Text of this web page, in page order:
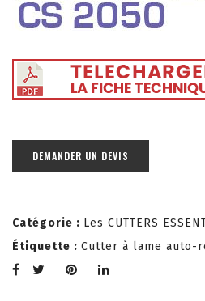
DEMANDER UN DEVIS
Catégorie : Les CUTTERS
Étiquette : Cutter à lame auto-